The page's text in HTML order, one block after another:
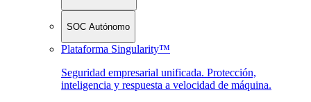
SOC Autónomo
Plataforma Singularity™
Seguridad empresarial unificada. Protección,
inteligencia y respuesta a velocidad de máquina.